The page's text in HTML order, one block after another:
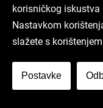
korisničkog iskustva
Nastavkom
slažete s
Postavke